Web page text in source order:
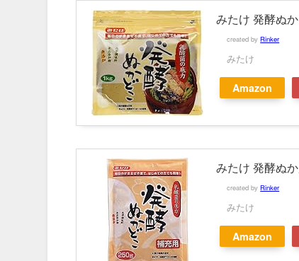
みたけ 発酵ぬ
created byRinker
みたけ
Amazon
みたけ 発酵ぬ
created byRinker
みたけ
Amazon